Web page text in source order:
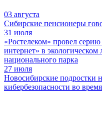
03 августа
Сибирские пенсионеры
31 июля
«Ростелеком» провел
интернет» в экологическом
национального парка
27 июля
Новосибирские подростки
кибербезопасности во